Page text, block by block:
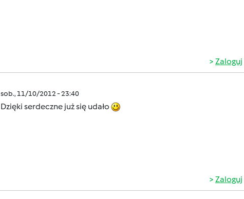
Zaloguj
sob., 11/10/2012 - 23:40
Dzięki serdeczne już się udało
Zaloguj